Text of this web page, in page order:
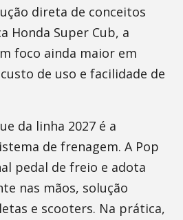
direta de conceitos
Honda Super Cub, a
foco ainda maior em
de uso e facilidade de
da linha 2027 é a
de frenagem. A Pop
pedal de freio e adota
nas mãos, solução
e scooters. Na prática,